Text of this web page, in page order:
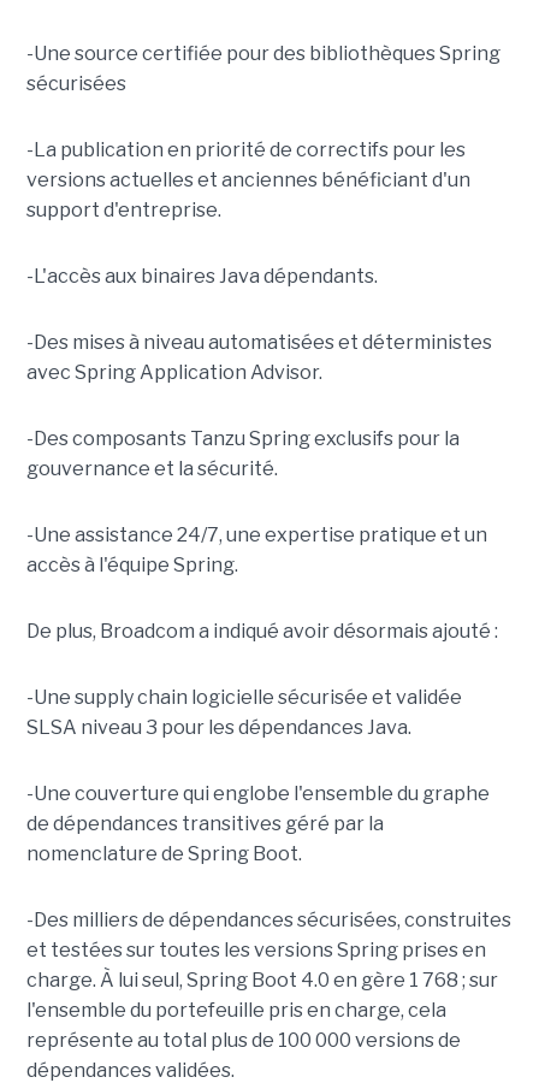
-Une source certifiée pour des bibliothèques Spring
sécurisées
-La publication en priorité de correctifs pour les
versions actuelles et anciennes bénéficiant d'un
support d'entreprise.
-L'accès aux binaires Java dépendants.
-Des mises à niveau automatisées et déterministes
avec Spring Application Advisor.
-Des composants Tanzu Spring exclusifs pour la
gouvernance et la sécurité.
-Une assistance 24/7, une expertise pratique et un
accès à l'équipe Spring.
De plus, Broadcom a indiqué avoir désormais ajouté :
-Une supply chain logicielle sécurisée et validée
SLSA niveau 3 pour les dépendances Java.
-Une couverture qui englobe l'ensemble du graphe
de dépendances transitives géré par la
nomenclature de Spring Boot.
-Des milliers de dépendances sécurisées, construites
et testées sur toutes les versions Spring prises en
charge. À lui seul, Spring Boot 4.0 en gère 1 768 ; sur
l'ensemble du portefeuille pris en charge, cela
représente au total plus de 100 000 versions de
dépendances validées.